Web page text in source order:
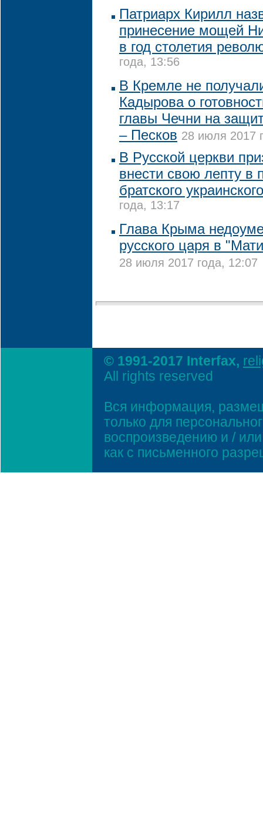
Патриарх Кирилл
принесение мощей
в год столетия
года, 13:56
В Кремле не
Кадырова о
главы Чечни на
– Песков 28 июля 2017
В Русской церкви
внести свою лепту в
братского
года, 13:17
Глава Крыма
русского царя в
28 июля 2017 года, 12:07
© 1991-2017 Interfax,
All rights reserved
Вся информация,
только для
воспроизведению и /
как с письменного